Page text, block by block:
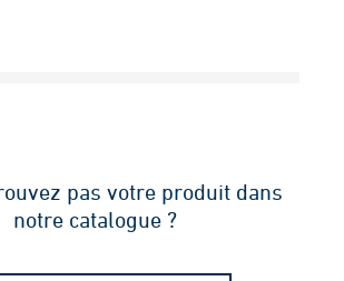
pas votre produit dans
notre catalogue ?